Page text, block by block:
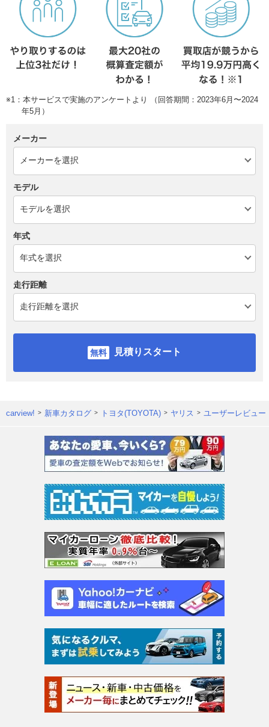
※1：本サービスで実施のアンケートより （回答期間：2023年6月〜2024
年5月）
メーカー
モデル
年式
走行距離
見積りスタート
carview! 新車カタログ トヨタ(TOYOTA) ヤリス ユーザーレビュー